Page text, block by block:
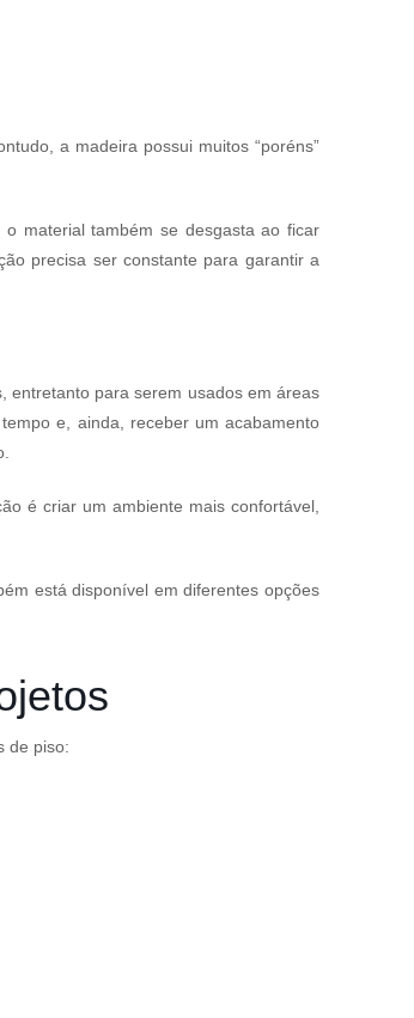
a madeira possui muitos “poréns”
material também se desgasta ao ficar
precisa ser constante para garantir a
entretanto para serem usados em áreas
e, ainda, receber um acabamento
é criar um ambiente mais confortável,
está disponível em diferentes opções
de piso: